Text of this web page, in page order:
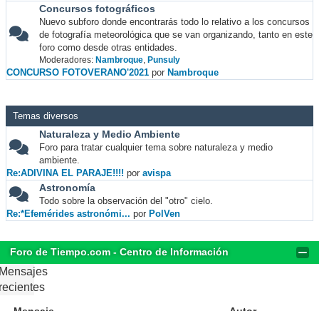
Concursos fotográficos
Nuevo subforo donde encontrarás todo lo relativo a los concursos
de fotografía meteorológica que se van organizando, tanto en este
foro como desde otras entidades.
Moderadores: Nambroque, Punsuly
CONCURSO FOTOVERANO'2021 por Nambroque
Temas diversos
Naturaleza y Medio Ambiente
Foro para tratar cualquier tema sobre naturaleza y medio
ambiente.
Re:ADIVINA EL PARAJE!!!! por avispa
Astronomía
Todo sobre la observación del "otro" cielo.
Re:*Efemérides astronómi... por PolVen
Foro de Tiempo.com - Centro de Información